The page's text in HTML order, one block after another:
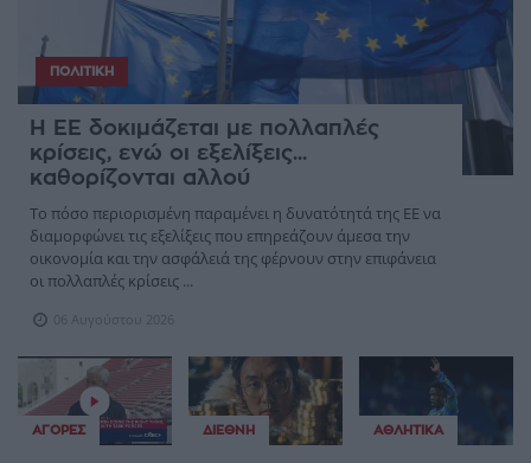
ΠΟΛΙΤΙΚΉ
Η ΕΕ δοκιμάζεται με πολλαπλές
κρίσεις, ενώ οι εξελίξεις...
καθορίζονται αλλού
Το πόσο περιορισμένη παραμένει η δυνατότητά της ΕΕ να
διαμορφώνει τις εξελίξεις που επηρεάζουν άμεσα την
οικονομία και την ασφάλειά της φέρνουν στην επιφάνεια
οι πολλαπλές κρίσεις ...
06 Αυγούστου 2026
ΑΓΟΡΈΣ ΔΙΕΘΝΉ ΑΘΛΗΤΙΚΆ